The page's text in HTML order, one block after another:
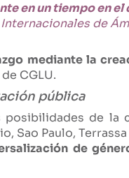
en un tiempo en
de
mediante la
CGLU.
pública
de
Sao Paulo,
de